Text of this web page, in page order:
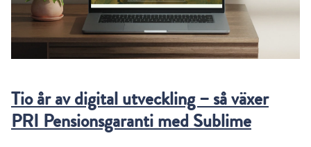
Tio år av digital utveckling – så växer
PRI Pensionsgaranti med Sublime